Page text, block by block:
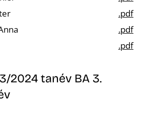
.pdf
.pdf
.pdf
2024 tanév BA 3.